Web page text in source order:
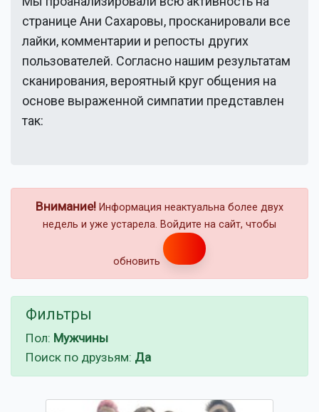
странице Ани Сахаровы, просканировали все
лайки, комментарии и репосты других
пользователей. Согласно нашим результатам
сканирования, вероятный круг общения на
основе выраженной симпатии представлен
так:
Внимание! Информация неактуальна более двух
недель и уже устарела. Войдите на сайт, чтобы
обновить
Фильтры
Пол: Мужчины
Поиск по друзьям: Да